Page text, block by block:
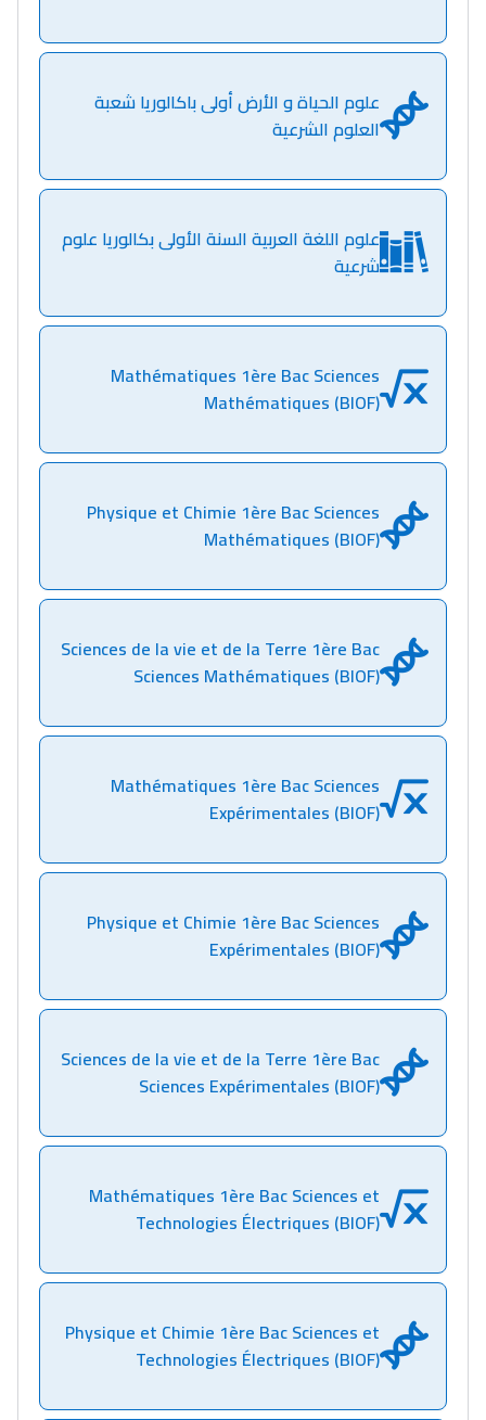
علوم الحياة و الأرض أولى باكالوريا شعبة
العلوم الشرعية
علوم اللغة العربية السنة الأولى بكالوريا علوم
شرعية
Mathématiques 1ère Bac Sciences
Mathématiques (BIOF)
Physique et Chimie 1ère Bac Sciences
Mathématiques (BIOF)
Sciences de la vie et de la Terre 1ère Bac
Sciences Mathématiques (BIOF)
Mathématiques 1ère Bac Sciences
Expérimentales (BIOF)
Physique et Chimie 1ère Bac Sciences
Expérimentales (BIOF)
Sciences de la vie et de la Terre 1ère Bac
Sciences Expérimentales (BIOF)
Mathématiques 1ère Bac Sciences et
Technologies Électriques (BIOF)
Physique et Chimie 1ère Bac Sciences et
Technologies Électriques (BIOF)